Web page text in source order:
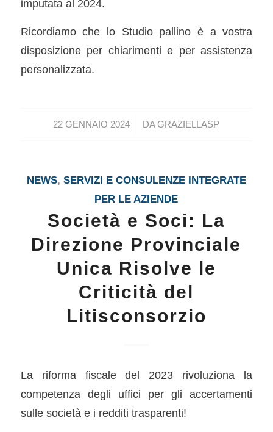
imputata al 2024.
Ricordiamo che lo Studio pallino è a vostra
disposizione per chiarimenti e per assistenza
personalizzata.
22 GENNAIO 2024
/ DAGRAZIELLASP
NEWS, SERVIZI E CONSULENZE INTEGRATE
PER LE AZIENDE
Società e Soci: La
Direzione Provinciale
Unica Risolve le
Criticità del
Litisconsorzio
La riforma fiscale del 2023 rivoluziona la
competenza degli uffici per gli accertamenti
sulle società e i redditi trasparenti!